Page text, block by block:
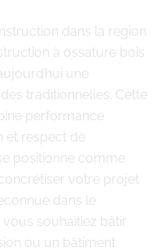
dans la région
à ossature bois
une
traditionnelles. Cette
performance
et respect de
positionne comme
votre projet
dans le
vous souhaitiez bâtir
ou un bâtiment